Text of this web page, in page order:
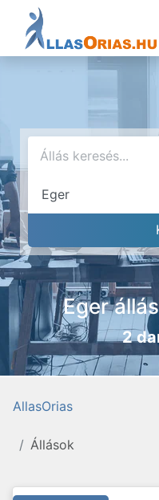
Eger
2
AllasOrias
Állások